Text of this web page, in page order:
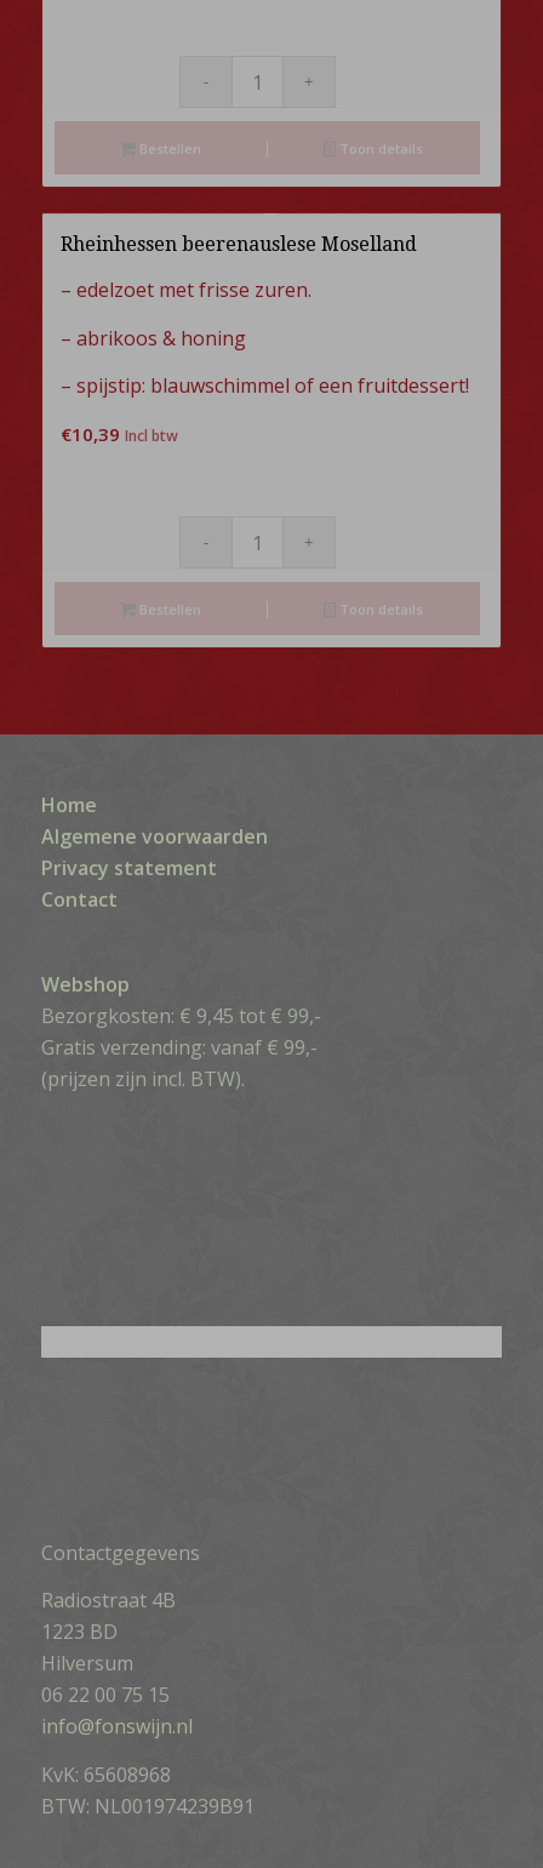
Bestellen Toon details
Rheinhessen beerenauslese Moselland
– edelzoet met frisse zuren.
– abrikoos & honing
– spijstip: blauwschimmel of een fruitdessert!
€10,39 Incl btw
Bestellen Toon details
Home
Algemene voorwaarden
Privacy statement
Contact
Webshop
Bezorgkosten: € 9,45 tot € 99,-
Gratis verzending: vanaf € 99,-
(prijzen zijn incl. BTW).
Contactgegevens
Radiostraat 4B
1223 BD
Hilversum
06 22 00 75 15
info@fonswijn.nl
KvK: 65608968
BTW: NL001974239B91